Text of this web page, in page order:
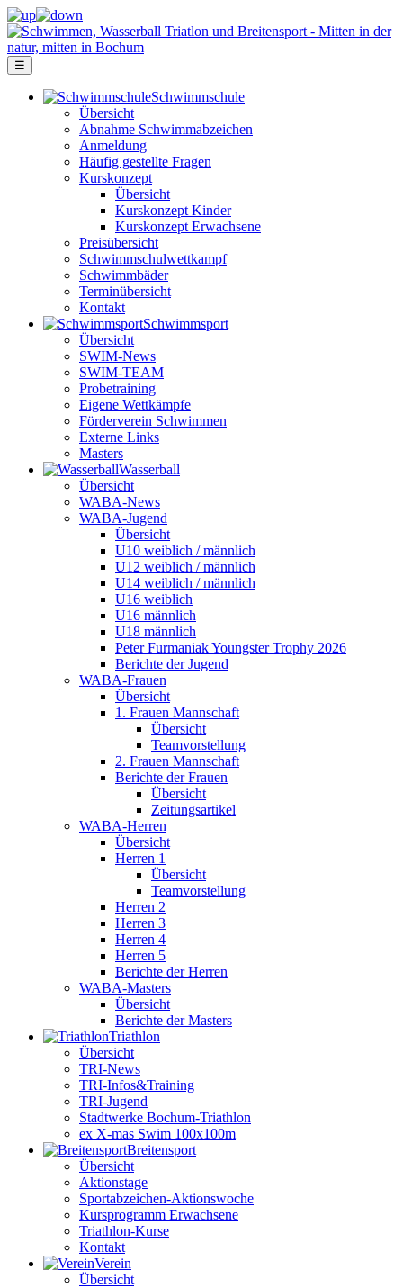
☰
Schwimm­schule
Übersicht
Ab­nah­me Schwimm­ab­zei­chen
Anmeldung
Häufig gestellte Fragen
Kurs­konzept
Übersicht
Kurskonzept Kinder
Kurskonzept Erwachsene
Preis­über­sicht
Schwimm­schul­wett­kampf
Schwimm­bäder
Terminübersicht
Kontakt
Schwimm­sport
Übersicht
SWIM-News
SWIM-TEAM
Probe­training
Eigene Wettkämpfe
Förderverein Schwimmen
Externe Links
Masters
Wasser­ball
Übersicht
WABA-News
WABA-Jugend
Übersicht
U10 weiblich / männlich
U12 weiblich / männlich
U14 weiblich / männlich
U16 weiblich
U16 männlich
U18 männlich
Peter Furmaniak Youngster Trophy 2026
Berichte der Jugend
WABA-Frauen
Übersicht
1. Frauen Mannschaft
Übersicht
Teamvorstellung
2. Frauen Mannschaft
Berichte der Frauen
Übersicht
Zeitungsartikel
WABA-Herren
Übersicht
Herren 1
Übersicht
Teamvorstellung
Herren 2
Herren 3
Herren 4
Herren 5
Berichte der Herren
WABA-Masters
Übersicht
Berichte der Masters
Triathlon
Übersicht
TRI-News
TRI-Infos&Training
TRI-Jugend
Stadtwerke Bochum-Triathlon
ex X-mas Swim 100x100m
Breiten­sport
Übersicht
Aktionstage
Sportabzeichen-Aktionswoche
Kursprogramm Erwachsene
Triathlon-Kurse
Kontakt
Verein
Übersicht